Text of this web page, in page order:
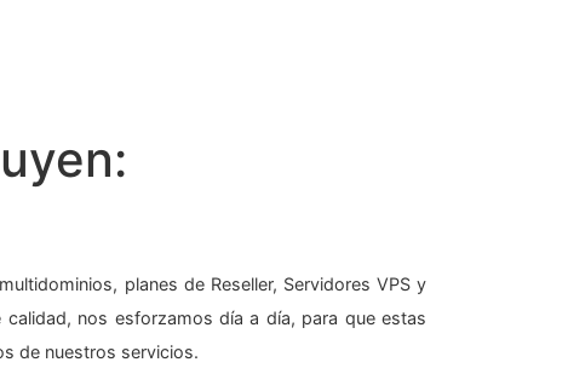
planes de Reseller, Servidores VPS y
nos esforzamos día a día, para que estas
de nuestros servicios.